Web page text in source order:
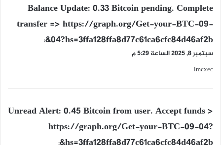
ي
و
ل
Balance Update: 0.33 Bitcoin pending. Complete
transfer => https://graph.org/Get-your-BTC-09-
04?hs=3ffa128ffa8d77c61ca6cfc84d46af2b&
:
سبتمبر 8, 2025 الساعة 5:29 م
lmcxec
ي
و
Unread Alert: 0.45 Bitcoin from user. Accept funds >
https://graph.org/Get-your-BTC-09-04?